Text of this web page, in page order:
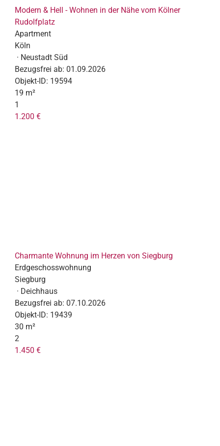
Modern & Hell - Wohnen in der Nähe vom Kölner
Rudolfplatz
Apartment
Köln
· Neustadt Süd
Bezugsfrei ab: 01.09.2026
Objekt-ID: 19594
19 m²
1
1.200 €
Charmante Wohnung im Herzen von Siegburg
Erdgeschosswohnung
Siegburg
· Deichhaus
Bezugsfrei ab: 07.10.2026
Objekt-ID: 19439
30 m²
2
1.450 €